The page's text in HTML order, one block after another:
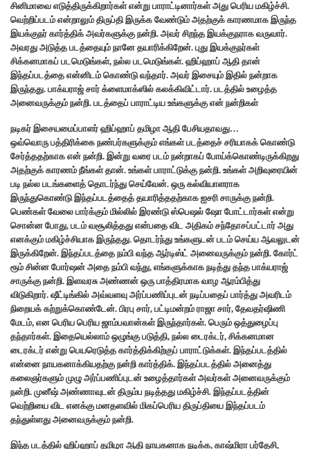
சினிமாவை எடுத்திருக்கிறார்கள் என்று பாராட்டினார்கள் அது பெரிய மகிழ்ச்சி.
வெற்றிப்படம் என்றாலும் திருப்தி இருக்க வேண்டும் அதற்குக் காரணமாக இருந்த
இயக்குநர் கார்த்திக் அவர்களுக்கு நன்றி. அவர் சிறந்த இயக்குநராக வருவார்.
அவரது அடுத்த படத்தையும் நானே தயாரிக்கிறேன். புது இயக்குநர்கள்
சிக்கனமாகப் படமெடுங்கள், நல்ல படமெடுங்கள். ஹிப்ஹாப் ஆதி தான்
இந்தப்படத்தை என்னிடம் கொண்டு வந்தார். அவர் இசையும் இதில் நன்றாக
இருந்தது. பாக்யராஜ் சார் க்ளைமாக்ஸில் கலக்கிவிட்டார். படத்தில் உழைத்த
அனைவருக்கும் நன்றி. படத்தைப் பாராட்டிய உங்களுக்கு என் நன்றிகள்
நடிகர் இசையமைப்பாளர் ஹிப்ஹாப் தமிழா ஆதி பேசியதாவது…
ஒவ்வொரு பத்திரிக்கை நண்பர்களுக்கும் எங்கள் படத்தைச் சரியாகக் கொண்டு
சேர்த்ததற்காக என் நன்றி. இன்று வரை படம் நன்றாகப் போய்க்கொண்டிருக்கிறது
அதற்குக் காரணம் நீங்கள் தான். உங்கள் பாராட்டுக்கு நன்றி. உங்கள் அறிவுரையின்
படி நல்ல படங்களைத் தொடர்ந்து செய்வேன். ஒரு கல்வியாளராக
இருந்துகொண்டு இந்தப்படத்தைத் தயாரித்ததற்காக ஐசரி சாருக்கு நன்றி.
பெண்கள் வேலை பார்க்கும் மில்லில் இரண்டு ஸ்பெஷல் ஷோ போட்டார்கள் என்று
சொன்ன போது, படம் வசூலித்தது என்பதை விட அதிகம் சந்தோசப்பட்டார் அது
எனக்கும் மகிழ்ச்சியாக இருந்தது. தொடர்ந்து உங்களுடன் படம் செய்ய ஆவலுடன்
இருக்கிறேன். இந்தப்படத்தை நம்பி வந்த ஆர்டிஸ்ட் அனைவருக்கும் நன்றி. கோர்ட்
ரூம் சின்ன போர்ஷன் அதை நம்பி வந்து, எங்களுக்காக நடித்து தந்த பாக்யராஜ்
சாருக்கு நன்றி. இளவரசு அண்ணன் ஒரு பாத்திரமாக வாழ ஆரம்பித்து
விடுகிறார். ஷீட்டிங்கில் அவ்வளவு அர்ப்பணிப்புடன் நடிப்பதைப் பார்த்து அவரிடம்
நிறையக் கற்றுக்கொண்டேன். பிரபு சார், பட்டிமன்றம் ராஜா சார், தேவதர்ஷிணி
மேடம், என பெரிய பெரிய ஜாம்பவான்கள் இருந்தார்கள். பெரும் ஒத்துழைப்பு
தந்தார்கள். இதையெல்லாம் ஒழுங்கு படுத்தி, நல்ல டைரக்டர், சிக்கனமான
டைரக்டர் என்று பெயரெடுத்த கார்த்திக்கிற்குப் பாராட்டுக்கள். இந்தப்படத்தில்
என்னை நாயகனாக்கியதற்கு நன்றி கார்த்திக். இந்தப்படத்தில் அனைத்து
கலைஞர்களும் முழு அர்ப்பணிப்புடன் உழைத்தார்கள் அவர்கள் அனைவருக்கும்
நன்றி. முனீஷ் அண்ணாவுடன் திரும்ப நடித்தது மகிழ்ச்சி. இந்தப்படத்தின்
வெற்றியை விட எனக்கு மனதளவில் மிகப்பெரிய திருப்தியை இந்தப்படம்
தந்துள்ளது அனைவருக்கும் நன்றி.
இந்த படத்தில் ஹிப்ஹாப் தமிழா ஆதி நாயகனாக நடிக்க, காஷ்மிரா பர்தேசி,